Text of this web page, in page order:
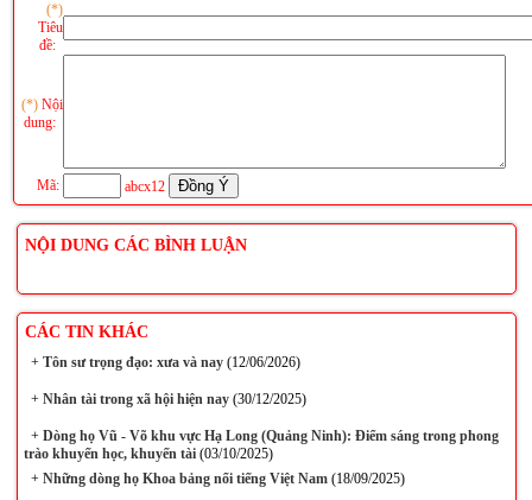
(*)
Tiêu
đề:
(*) Nội
dung:
Mã: abcx12
NỘI DUNG CÁC BÌNH LUẬN
CÁC TIN KHÁC
+Tôn sư trọng đạo: xưa và nay(12/06/2026)
+Nhân tài trong xã hội hiện nay(30/12/2025)
+Dòng họ Vũ - Võ khu vực Hạ Long (Quảng Ninh): Điểm sáng trong phong
trào khuyến học, khuyến tài(03/10/2025)
+Những dòng họ Khoa bảng nổi tiếng Việt Nam(18/09/2025)